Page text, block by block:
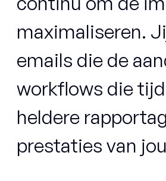
maximaliseren.
emails die de
workflows die
heldere
prestaties van